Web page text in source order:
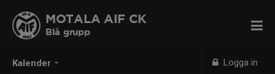
Kalender Logga in
MOTALA AIF CK
Blå grupp